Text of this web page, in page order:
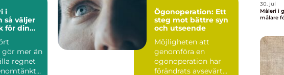
i
för din
gör mer än
regnet
Ögonoperation: Ett
steg mot bättre syn
och utseende
Möjligheten att
genomföra en
ögonoperation har
förändrats avsevärt
30. jul
Måleri i
målare